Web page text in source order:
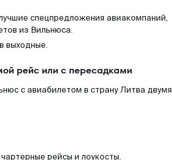
спецпредложения авиакомпаний,
из Вильнюса.
выходные.
рейс или с пересадками
с авиабилетом в страну Литва двумя
рейсы и лоукосты.